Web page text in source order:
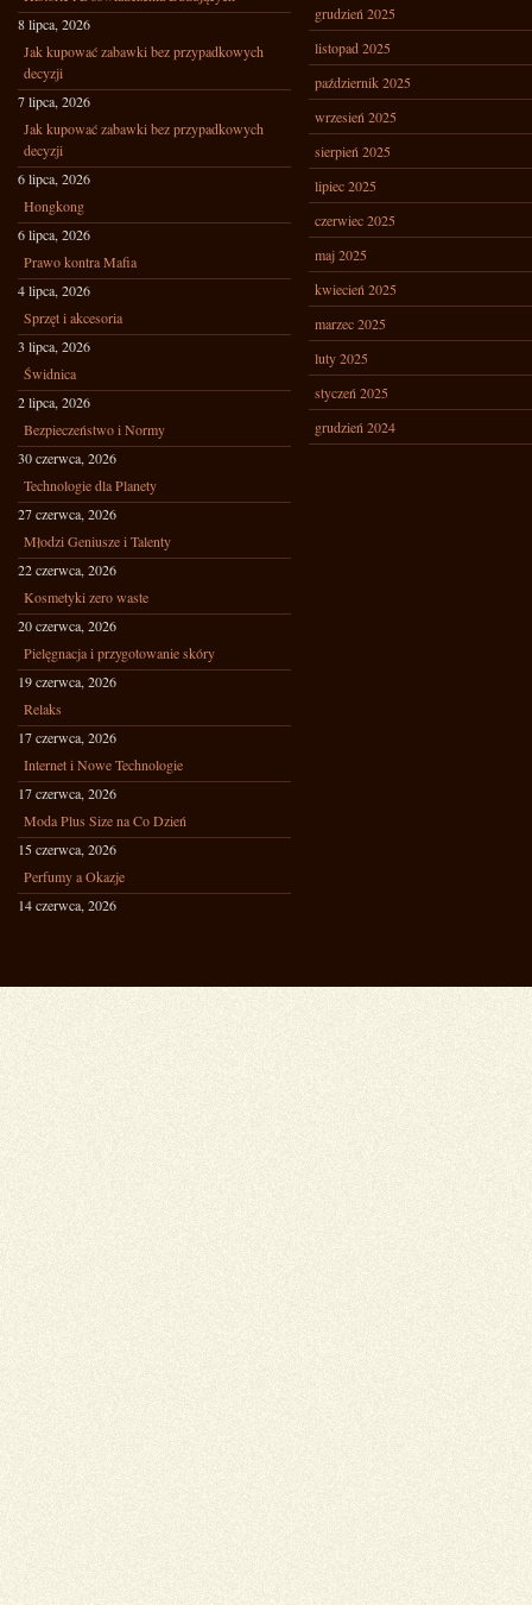
8 lipca, 2026
Jak kupować zabawki bez przypadkowych
decyzji
7 lipca, 2026
Jak kupować zabawki bez przypadkowych
decyzji
6 lipca, 2026
Hongkong
6 lipca, 2026
Prawo kontra Mafia
4 lipca, 2026
Sprzęt i akcesoria
3 lipca, 2026
Świdnica
2 lipca, 2026
Bezpieczeństwo i Normy
30 czerwca, 2026
Technologie dla Planety
27 czerwca, 2026
Młodzi Geniusze i Talenty
22 czerwca, 2026
Kosmetyki zero waste
20 czerwca, 2026
Pielęgnacja i przygotowanie skóry
19 czerwca, 2026
Relaks
17 czerwca, 2026
Internet i Nowe Technologie
17 czerwca, 2026
Moda Plus Size na Co Dzień
15 czerwca, 2026
Perfumy a Okazje
14 czerwca, 2026
grudzień 2025
listopad 2025
październik 2025
wrzesień 2025
sierpień 2025
lipiec 2025
czerwiec 2025
maj 2025
kwiecień 2025
marzec 2025
luty 2025
styczeń 2025
grudzień 2024